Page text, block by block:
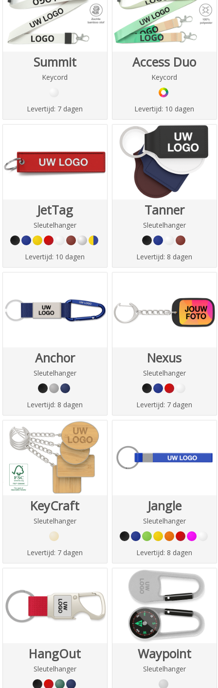
Summit
Keycord
Levertijd: 7 dagen
Access Duo
Keycord
Levertijd: 10 dagen
JetTag
Sleutelhanger
Levertijd: 10 dagen
Tanner
Sleutelhanger
Levertijd: 8 dagen
Anchor
Sleutelhanger
Levertijd: 8 dagen
Nexus
Sleutelhanger
Levertijd: 7 dagen
KeyCraft
Sleutelhanger
Levertijd: 7 dagen
Jangle
Sleutelhanger
Levertijd: 8 dagen
HangOut
Sleutelhanger
Waypoint
Sleutelhanger